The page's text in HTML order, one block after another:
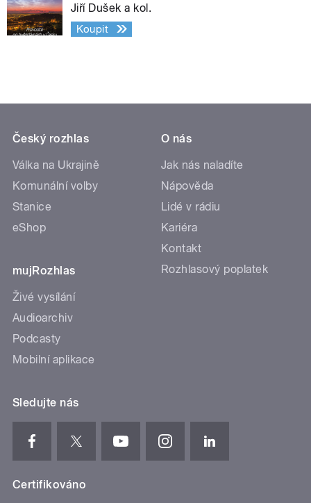
Jiří Dušek a kol.
Koupit
Český rozhlas
Válka na Ukrajině
Komunální volby
Stanice
eShop
mujRozhlas
Živé vysílání
Audioarchiv
Podcasty
Mobilní aplikace
O nás
Jak nás naladíte
Nápověda
Lidé v rádiu
Kariéra
Kontakt
Rozhlasový poplatek
Sledujte nás
Certifikováno